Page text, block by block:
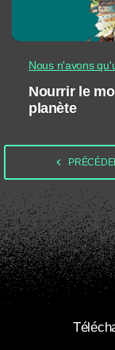
Nous n'avons
Nourrir le
planète
navigate_before